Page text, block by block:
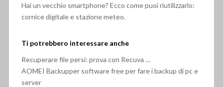
Hai un vecchio smartphone? Ecco come puoi riutilizzarlo:
cornice digitale e stazione meteo.
Ti potrebbero interessare anche
Recuperare file persi: prova con Recuva …
AOMEI Backupper software free per fare i backup di pc e
server